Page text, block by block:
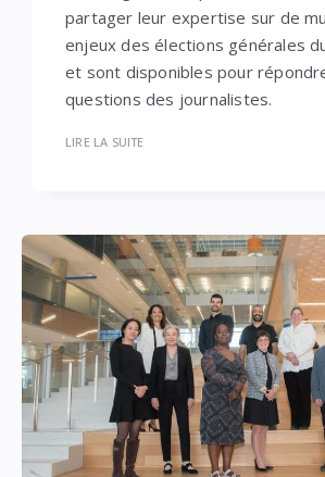
partager leur expertise sur de
enjeux des élections générales
et sont disponibles pour
questions des journalistes.
LIRE LA SUITE